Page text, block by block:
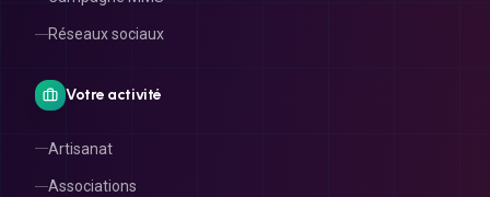
Réseaux sociaux
Votre activité
Artisanat
Associations